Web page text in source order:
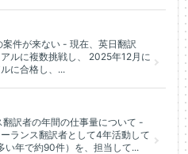
案件が来ない - 現在、英日翻訳
ルに複数挑戦し、 2025年12月に
に合格し、...
翻訳者の年間の仕事量について -
ランス翻訳者として4年活動して
年で約90件）を、担当して...